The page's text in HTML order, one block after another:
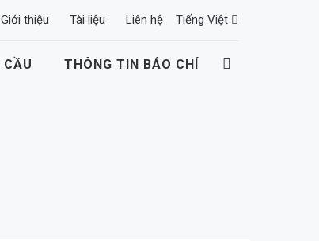
Giới thiệu Tài liệu Liên hệ Tiếng Việt
THÔNG TIN BÁO CHÍ